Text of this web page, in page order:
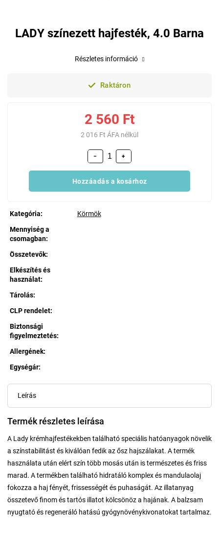
LADY színezett hajfesték, 4.0 Barna
Raktáron
2 560 Ft
2 016 Ft ÁFA nélkül
+
−
Hozzáadás a kosárhoz
Kategória:
Körmök
Mennyiség a
csomagban:
Összetevők:
Elkészítés és
használat:
Tárolás:
CLP rendelet:
Biztonsági
figyelmeztetés:
Allergének:
Egységár:
Részletes információ
Leírás
Termék részletes leírása
A Lady krémhajfestékekben található speciális hatóanyagok növelik
a színstabilitást és kiválóan fedik az ősz hajszálakat. A termék
használata után elért szín több mosás után is természetes és friss
marad. A termékben található hidratáló komplex és mandulaolaj
fokozza a haj fényét, frissességét és puhaságát. Az illatanyag
összetevő finom és tartós illatot kölcsönöz a hajának. A balzsam
nyugtató és regeneráló hatású gyógynövénykivonatokat tartalmaz.